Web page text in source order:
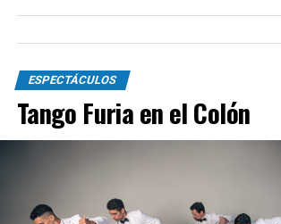
ESPECTÁCULOS
Tango Furia en el Colón